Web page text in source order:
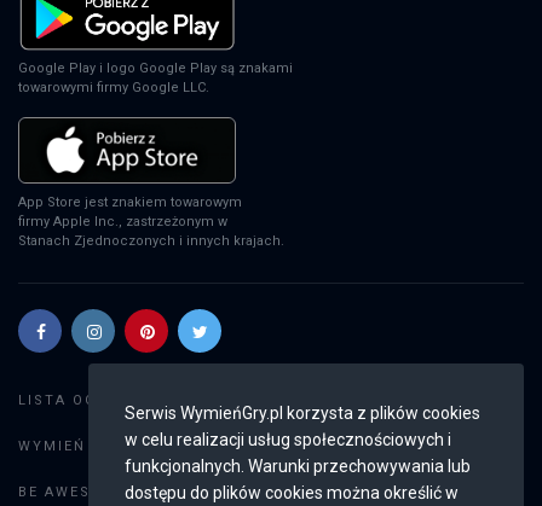
Serwis WymieńGry.pl korzysta z plików cookies
w celu realizacji usług społecznościowych i
funkcjonalnych. Warunki przechowywania lub
dostępu do plików cookies można określić w
Google Play i logo Google Play są znakami
towarowymi firmy Google LLC.
App Store jest znakiem towarowym
firmy Apple Inc., zastrzeżonym w
Stanach Zjednoczonych i innych krajach.
LISTA OGŁOSZEŃ:
WYMIEŃ GRY: Dodaj ogłoszenie
BE AWESOME: Weryfikacja konta